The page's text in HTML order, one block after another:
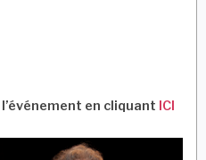
en cliquant ICI